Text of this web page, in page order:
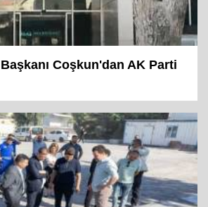
Coşkun'dan AK Parti